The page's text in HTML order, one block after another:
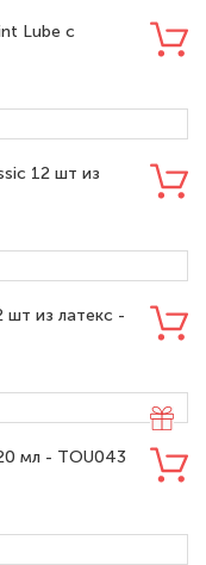
Lube с
12 шт из
шт из латекс -
мл - TOU043